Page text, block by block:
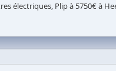
électriques, Plip à 5750€ à